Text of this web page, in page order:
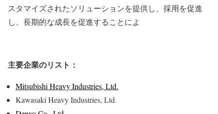
スタマイズされたソリューションを提供し、採用を促進
し、長期的な成長を促進することによ
主要企業のリスト：
Mitsubishi Heavy Industries, Ltd.
Kawasaki Heavy Industries, Ltd.